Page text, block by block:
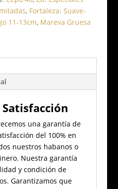
, Fortaleza: Suave-
11-13cm, Mareva Gruesa
Satisfacción
una garantía de
del 100% en
nuestros habanos o
Nuestra garantía
y condición de
Garantizamos que